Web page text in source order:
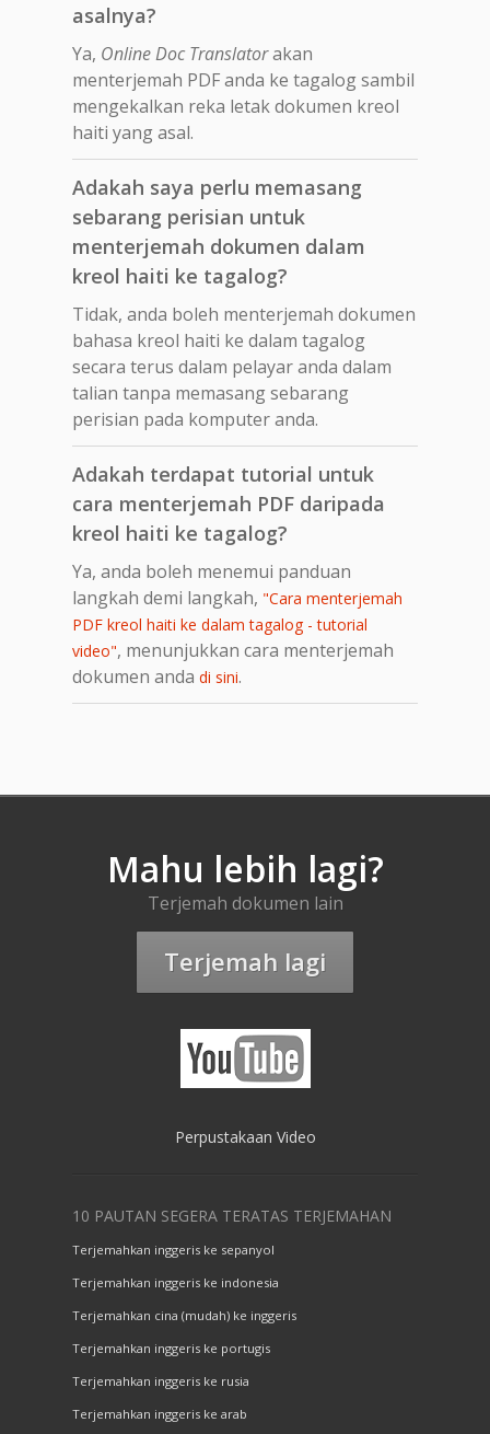
asalnya?
Ya, Online Doc Translatorakan
menterjemah PDF anda ke tagalog sambil
mengekalkan reka letak dokumen kreol
haiti yang asal.
Adakah saya perlu memasang
sebarang perisian untuk
menterjemah dokumen dalam
kreol haiti ke tagalog?
Tidak, anda boleh menterjemah dokumen
bahasa kreol haiti ke dalam tagalog
secara terus dalam pelayar anda dalam
talian tanpa memasang sebarang
perisian pada komputer anda.
Adakah terdapat tutorial untuk
cara menterjemah PDF daripada
kreol haiti ke tagalog?
Ya, anda boleh menemui panduan
langkah demi langkah, "Cara menterjemah
PDF kreol haiti ke dalam tagalog - tutorial
video", menunjukkan cara menterjemah
dokumen anda di sini.
Mahu lebih lagi?
Terjemah dokumen lain
Terjemah lagi
Perpustakaan Video
10 PAUTAN SEGERA TERATAS TERJEMAHAN
Terjemahkan inggeris ke sepanyol
Terjemahkan inggeris ke indonesia
Terjemahkan cina (mudah) ke inggeris
Terjemahkan inggeris ke portugis
Terjemahkan inggeris ke rusia
Terjemahkan inggeris ke arab